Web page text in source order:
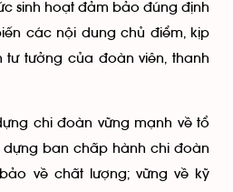
sinh hoạt đảm bảo đúng định
các nội dung chủ điểm, kịp
tư tưởng của đoàn viên, thanh
chi đoàn vững mạnh về tổ
ban chấp hành chi đoàn
về chất lượng; vững về kỹ